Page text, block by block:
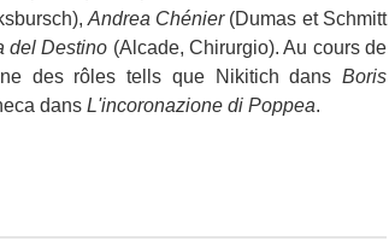
Andrea Chénier(Dumas et Schmitt
del Destino (Alcade, Chirurgio). Au cours de
des rôles tells que Nikitich dans Boris
dans L'incoronazione di Poppea.